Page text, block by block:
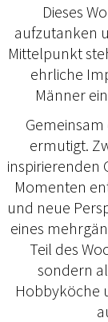
Dieses
aufzutanken
Mittelpunkt
ehrliche
Männer
ermutigt.
inspirierenden
Momenten
und neue
eines
Teil des
sondern
Hobbyköche